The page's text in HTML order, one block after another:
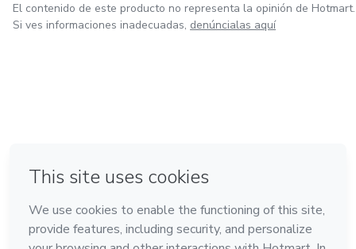
El contenido de este producto no representa la opinión de Hotmart.
Si ves informaciones inadecuadas, denúncialas aquí
Hecho con❤ en Belo Horizonte